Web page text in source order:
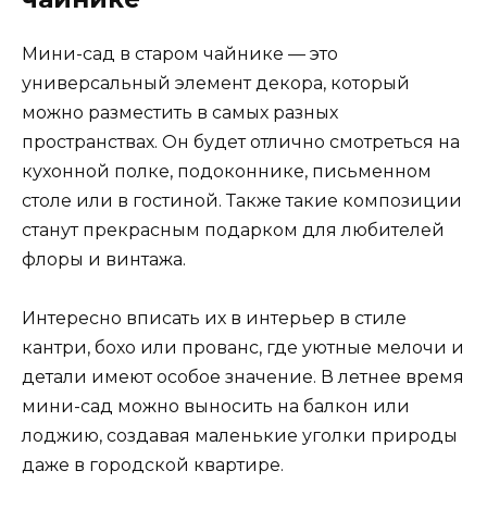
Мини-сад в старом чайнике — это
универсальный элемент декора, который
можно разместить в самых разных
пространствах. Он будет отлично смотреться на
кухонной полке, подоконнике, письменном
столе или в гостиной. Также такие композиции
станут прекрасным подарком для любителей
флоры и винтажа.
Интересно вписать их в интерьер в стиле
кантри, бохо или прованс, где уютные мелочи и
детали имеют особое значение. В летнее время
мини-сад можно выносить на балкон или
лоджию, создавая маленькие уголки природы
даже в городской квартире.